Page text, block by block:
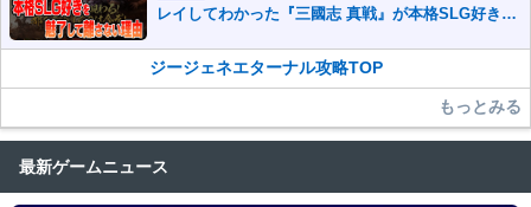
レイしてわかった『三國志 真戦』が本格SLG好きを
ジージェネエターナル攻略TOP
もっとみる
最新ゲームニュース